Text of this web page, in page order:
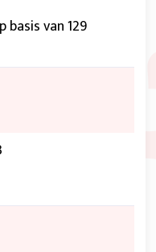
basis van 129